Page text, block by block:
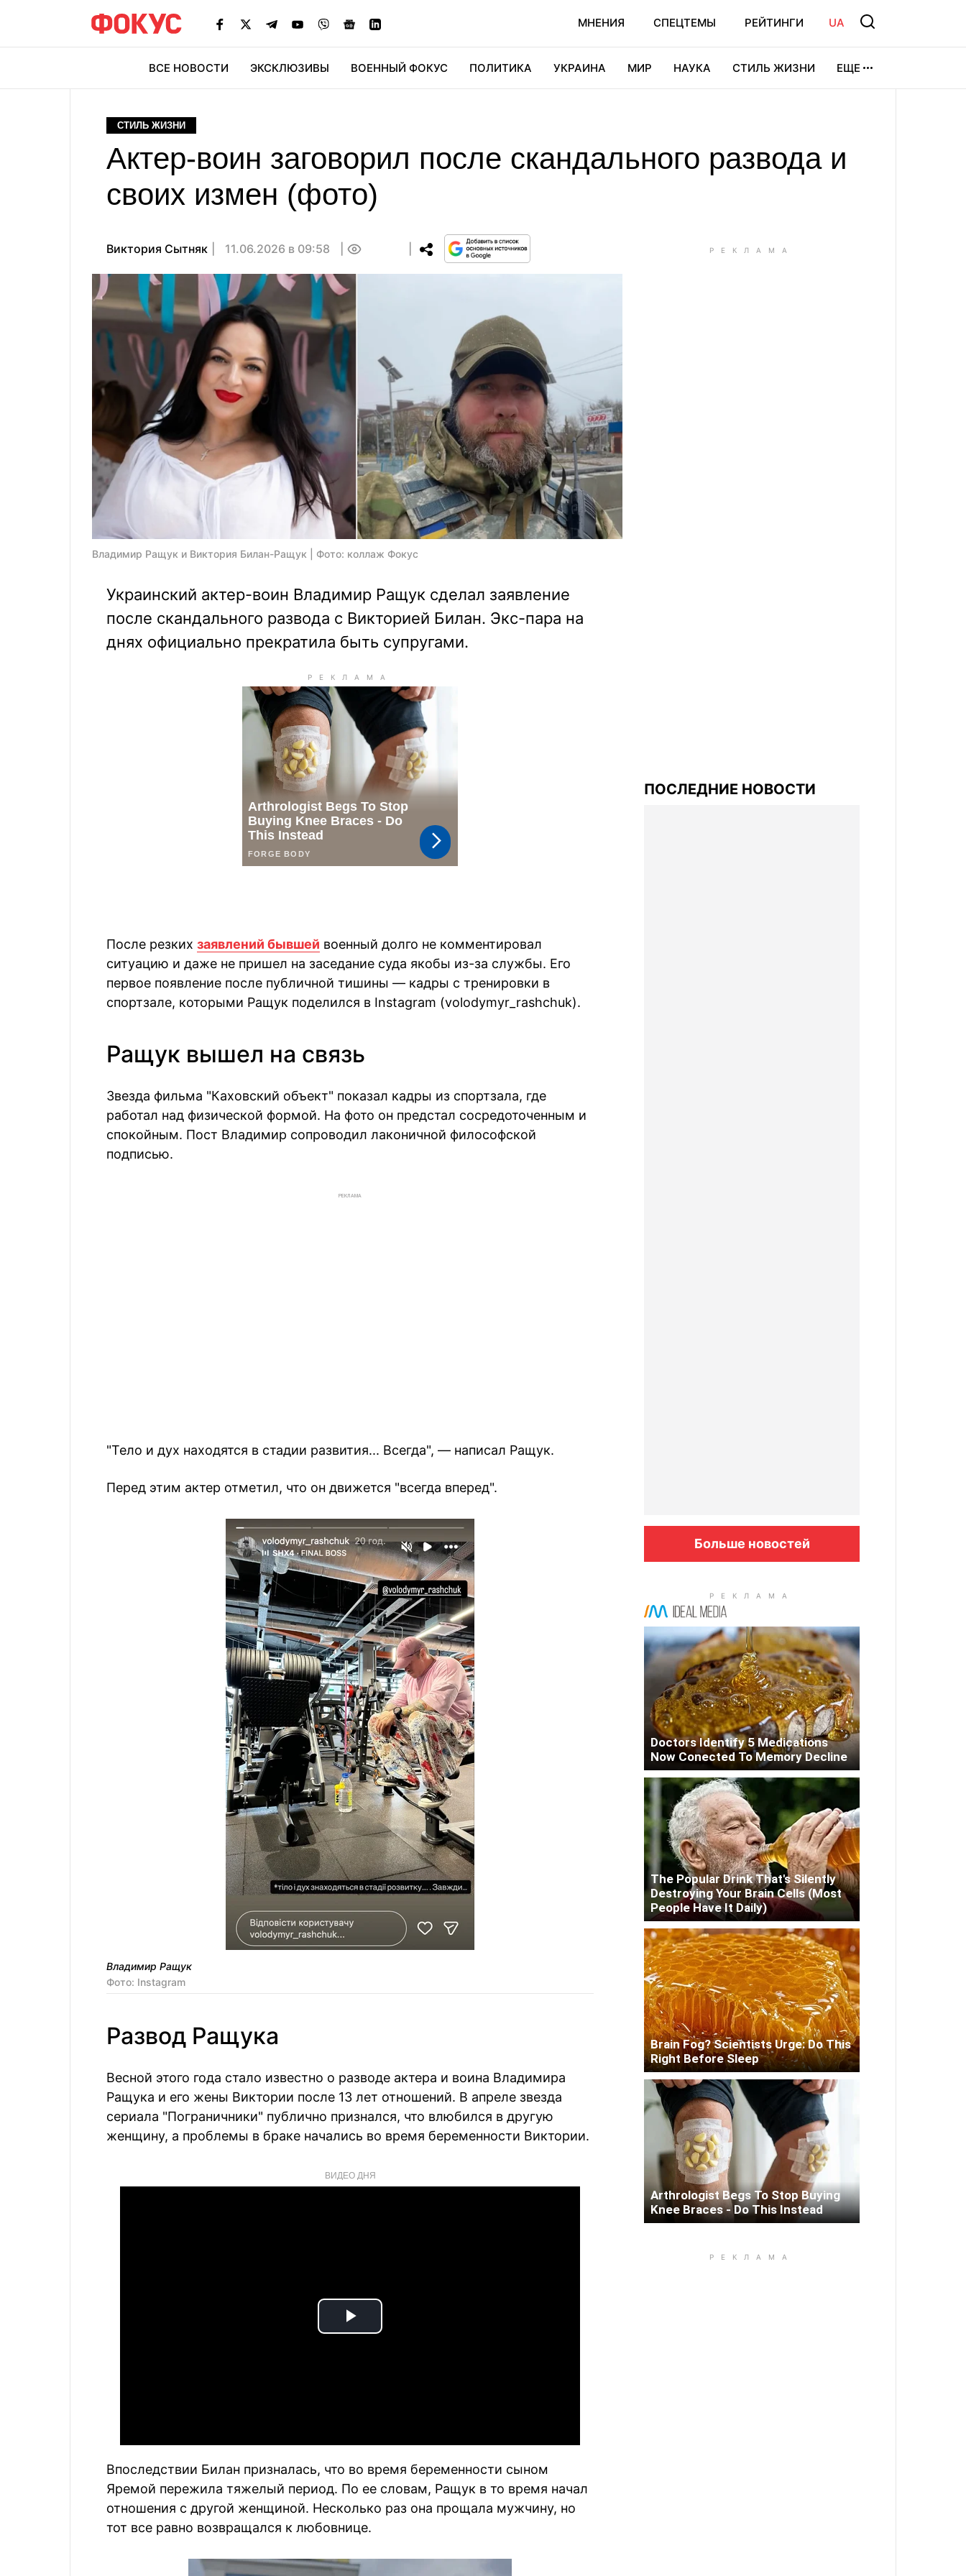
МНЕНИЯ СПЕЦТЕМЫ РЕЙТИНГИ UA
ВСЕ НОВОСТИ ЭКСКЛЮЗИВЫ ВОЕННЫЙ ФОКУС ПОЛИТИКА УКРАИНА МИР НАУКА СТИЛЬ ЖИЗНИ ЕЩЕ
СТИЛЬ ЖИЗНИ
Актер-воин заговорил после скандального развода и
своих измен (фото)
Виктория Сытняк 11.06.2026 в 09:58
Владимир Ращук и Виктория Билан-Ращук | Фото: коллаж Фокус
Украинский актер-воин Владимир Ращук сделал заявление
после скандального развода с Викторией Билан. Экс-пара на
днях официально прекратила быть супругами.
После резких заявлений бывшей военный долго не комментировал
ситуацию и даже не пришел на заседание суда якобы из-за службы. Его
первое появление после публичной тишины — кадры с тренировки в
спортзале, которыми Ращук поделился в Instagram (volodymyr_rashchuk).
Ращук вышел на связь
Звезда фильма "Каховский объект" показал кадры из спортзала, где
работал над физической формой. На фото он предстал сосредоточенным и
спокойным. Пост Владимир сопроводил лаконичной философской
подписью.
РЕКЛАМА
"Тело и дух находятся в стадии развития... Всегда", — написал Ращук.
Перед этим актер отметил, что он движется "всегда вперед".
Владимир Ращук
Фото: Instagram
Развод Ращука
Весной этого года стало известно о разводе актера и воина Владимира
Ращука и его жены Виктории после 13 лет отношений. В апреле звезда
сериала "Пограничники" публично признался, что влюбился в другую
женщину, а проблемы в браке начались во время беременности Виктории.
ВИДЕО ДНЯ
Play
Впоследствии Билан призналась, что во время беременности сыном
Яремой пережила тяжелый период. По ее словам, Ращук в то время начал
отношения с другой женщиной. Несколько раз она прощала мужчину, но
тот все равно возвращался к любовнице.
ПОСЛЕДНИЕ НОВОСТИ
Больше новостей